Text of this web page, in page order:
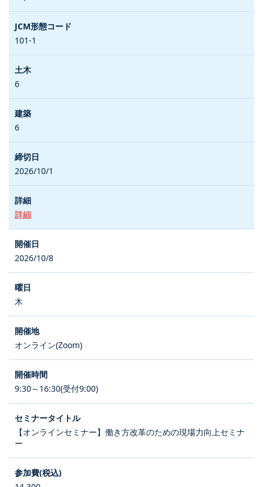
101-1
6
6
2026/10/1
詳細
2026/10/8
木
オンライン(Zoom)
9:30～16:30(受付9:00)
【オンラインセミナー】働き方改革のための現場力向上セミナ
ー